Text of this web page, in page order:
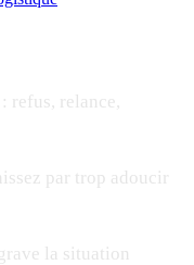
refus, relance,
par trop adoucir
la situation